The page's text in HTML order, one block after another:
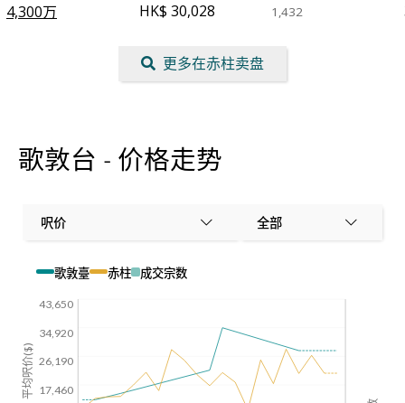
4,300万 HK$ 30,028 1,432
更多在赤柱卖盘
歌敦台 - 价格走势
呎价 全部
歌敦臺 赤柱 成交宗数
43,650
34,920
26,190
17,460
平均呎价($)